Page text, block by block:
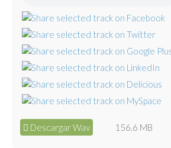
Descargar Wav 156.6 MB